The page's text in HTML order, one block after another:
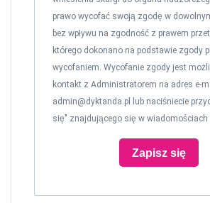
prawo wycofać swoją zgodę w
bez wpływu na zgodność z prawem
którego dokonano na podstawie zgody
wycofaniem. Wycofanie zgody jest
kontakt z Administratorem na adres e-
admin@dyktanda.pl
lub naciśniecie
się" znajdującego się w wiadomościach
Zapisz się